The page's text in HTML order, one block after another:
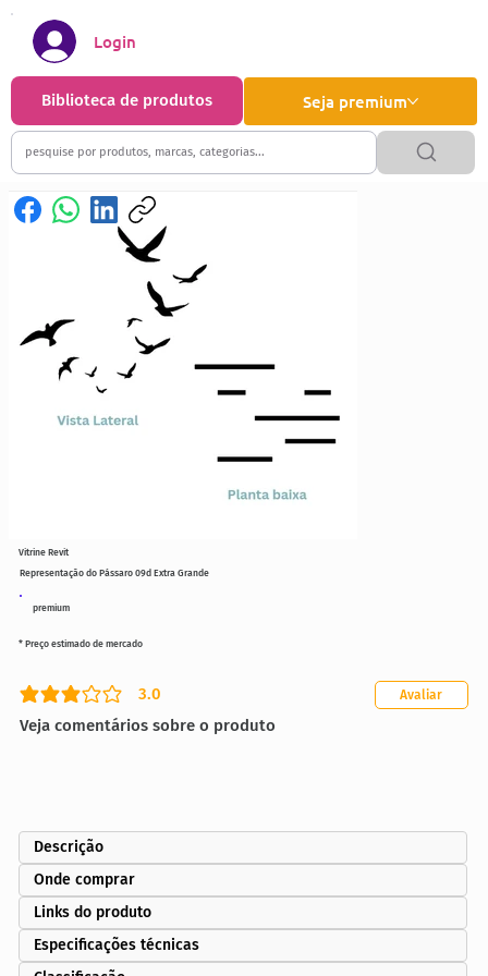
Seja premium
Biblioteca de produtos
Login
premium
Representação do Pássaro 09d Extra Grande
3.0
classificação média é 3 de 5
Veja comentários sobre o produto
Avaliar
* Preço estimado de mercado
Vitrine Revit
Descrição
Onde comprar
Links do produto
Especificações técnicas